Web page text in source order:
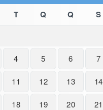
T Q Q S
4 5 6 7
11 12 13 14
18 19 20 21